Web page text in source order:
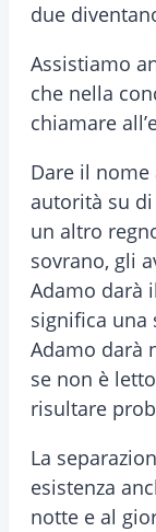
due
Assistiamo
che nella
chiamare
Dare il
autorità su
un altro
sovrano, gli
Adamo darà
significa una
Adamo darà
se non è
risultare
La
esistenza
notte e al